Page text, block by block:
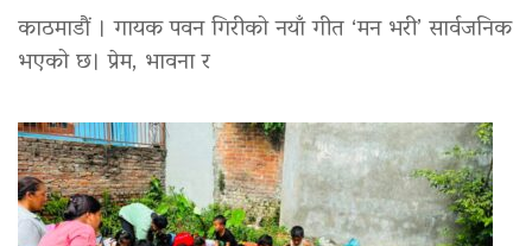
काठमाडौं । गायक पवन गिरीको नयाँ गीत ‘मन भरी’ सार्वजनिक
भएको छ। प्रेम, भावना र